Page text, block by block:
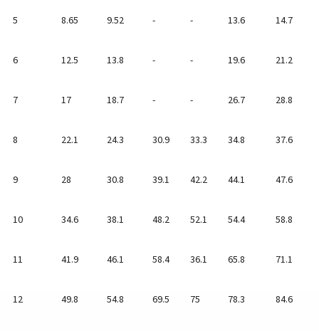
5 8.65 9.52 - - 13.6 14.7
6 12.5 13.8 - - 19.6 21.2
7 17 18.7 - - 26.7 28.8
8 22.1 24.3 30.9 33.3 34.8 37.6
9 28 30.8 39.1 42.2 44.1 47.6
10 34.6 38.1 48.2 52.1 54.4 58.8
11 41.9 46.1 58.4 36.1 65.8 71.1
12 49.8 54.8 69.5 75 78.3 84.6